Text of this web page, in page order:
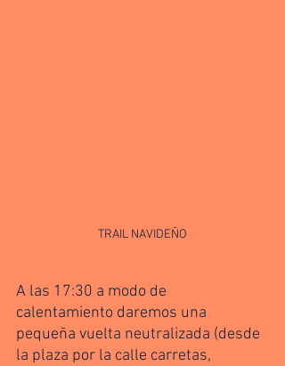
TRAIL NAVIDEÑO
A las 17:30 a modo de
calentamiento daremos una
pequeña vuelta neutralizada (desde
la plaza por la calle carretas,